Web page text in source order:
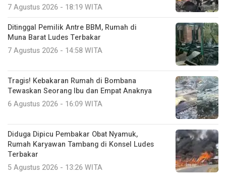
7 Agustus 2026 - 18:19 WITA
Ditinggal Pemilik Antre BBM, Rumah di
Muna Barat Ludes Terbakar
7 Agustus 2026 - 14:58 WITA
Tragis! Kebakaran Rumah di Bombana
Tewaskan Seorang Ibu dan Empat Anaknya
6 Agustus 2026 - 16:09 WITA
Diduga Dipicu Pembakar Obat Nyamuk,
Rumah Karyawan Tambang di Konsel Ludes
Terbakar
5 Agustus 2026 - 13:26 WITA